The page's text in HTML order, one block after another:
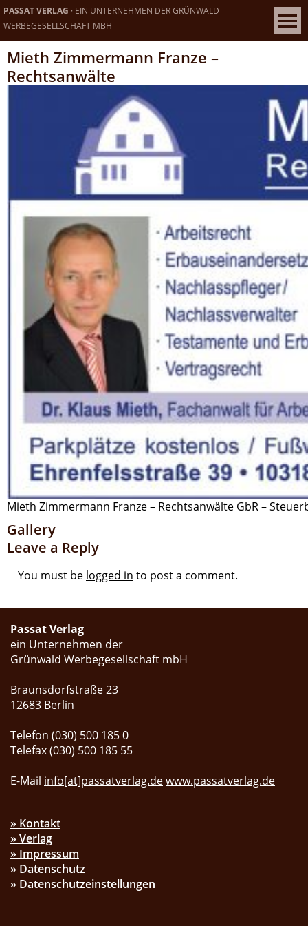
PASSAT VERLAG · EIN UNTERNEHMEN DER GRÜNWALD
WERBEGESELLSCHAFT MBH
Mieth Zimmermann Franze –
Rechtsanwälte
Mieth Zimmermann Franze – Rechtsanwälte GbR –
Gallery
Leave a Reply
You must be logged in to post a comment.
Passat Verlag
ein Unternehmen der
Grünwald Werbegesellschaft mbH
Braunsdorfstraße 23
12683 Berlin
Telefon (030) 500 185 0
Telefax (030) 500 185 55
E-Mail info[at]passatverlag.dewww.passatverlag.de
» Kontakt
» Verlag
» Impressum
» Datenschutz
» Datenschutzeinstellungen